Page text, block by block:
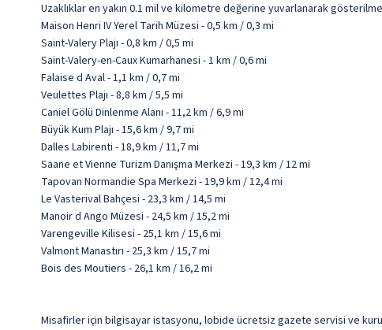
Uzaklıklar en yakın 0.1 mil ve kilometre değerine yuvarlanarak
Maison Henri IV Yerel Tarih Müzesi - 0,5 km / 0,3 mi
Saint-Valery Plajı - 0,8 km / 0,5 mi
Saint-Valery-en-Caux Kumarhanesi - 1 km / 0,6 mi
Falaise d Aval - 1,1 km / 0,7 mi
Veulettes Plajı - 8,8 km / 5,5 mi
Caniel Gölü Dinlenme Alanı - 11,2 km / 6,9 mi
Büyük Kum Plajı - 15,6 km / 9,7 mi
Dalles Labirenti - 18,9 km / 11,7 mi
Saane et Vienne Turizm Danışma Merkezi - 19,3 km / 12 mi
Tapovan Normandie Spa Merkezi - 19,9 km / 12,4 mi
Le Vasterival Bahçesi - 23,3 km / 14,5 mi
Manoir d Ango Müzesi - 24,5 km / 15,2 mi
Varengeville Kilisesi - 25,1 km / 15,6 mi
Valmont Manastırı - 25,3 km / 15,7 mi
Bois des Moutiers - 26,1 km / 16,2 mi
Misafirler için bilgisayar istasyonu, lobide ücretsiz gazete servisi ve